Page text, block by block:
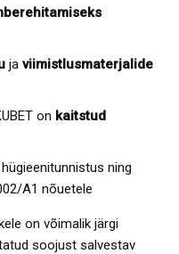
ja viimistlusmaterjalide
on kaitstud
ning
A1 nõuetele
on võimalik järgi
soojust salvestav